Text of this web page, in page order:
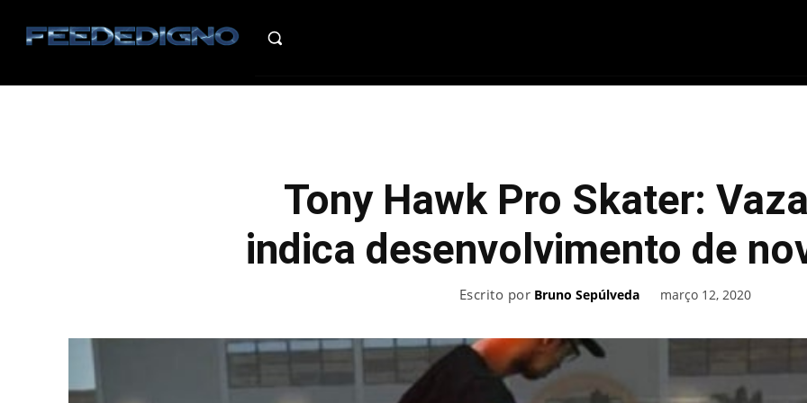
Tony Hawk Pro Skater:
indica desenvolvimento de
Escrito por Bruno Sepúlveda março 12, 2020